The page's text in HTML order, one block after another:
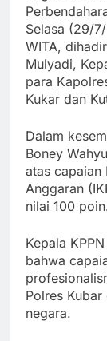
Selasa (29/
WITA,
Mulyadi,
para
Kukar dan
Dalam
Boney
atas capaian
Anggaran
nilai 100
Kepala
bahwa
Polres
negara.